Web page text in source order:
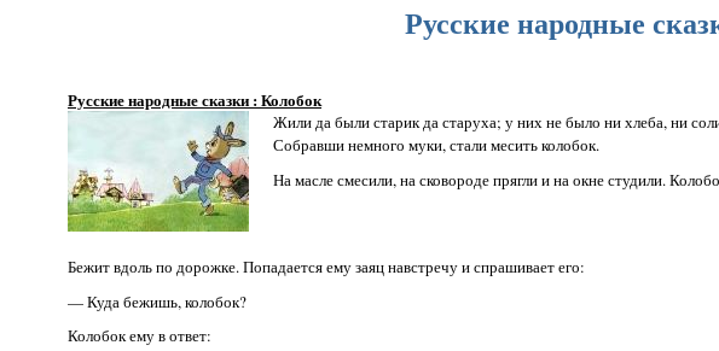
Русские народные
Русские народные сказки : Колобок
Жили да были старик да старуха; у них не было ни хлеба, ни
Собравши немного муки, стали месить колобок.
На масле смесили, на сковороде прягли и на окне студили.
Бежит вдоль по дорожке. Попадается ему заяц навстречу и спрашивает его:
— Куда бежишь, колобок?
Колобок ему в ответ: